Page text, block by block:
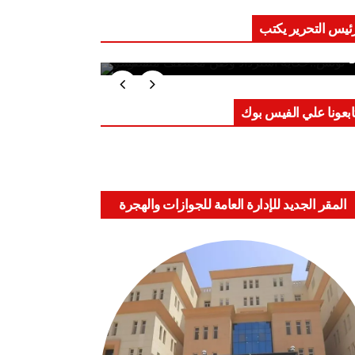
التحرير يكتب
على العقول.. حادثة دمياط تكشف
علي الفيس بوك
المقر الجديد للإدارة العامة للجوازات والهجرة